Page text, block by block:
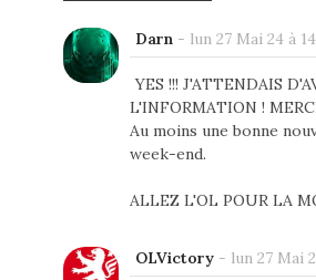
Darn- lun 27 Mai 24 à
YES !!! J'ATTENDAIS
L'INFORMATION !
Au moins une bonne
week-end.
ALLEZ L'OL POUR LA
OLVictory- lun 27 Mai